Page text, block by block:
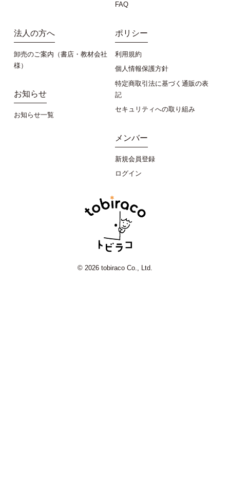
FAQ
法人の方へ
卸売のご案内（書店・教材会社
様）
お知らせ
お知らせ一覧
ポリシー
利用規約
個人情報保護方針
特定商取引法に基づく通販の表
記
セキュリティへの取り組み
メンバー
新規会員登録
ログイン
© 2026 tobiraco Co., Ltd.